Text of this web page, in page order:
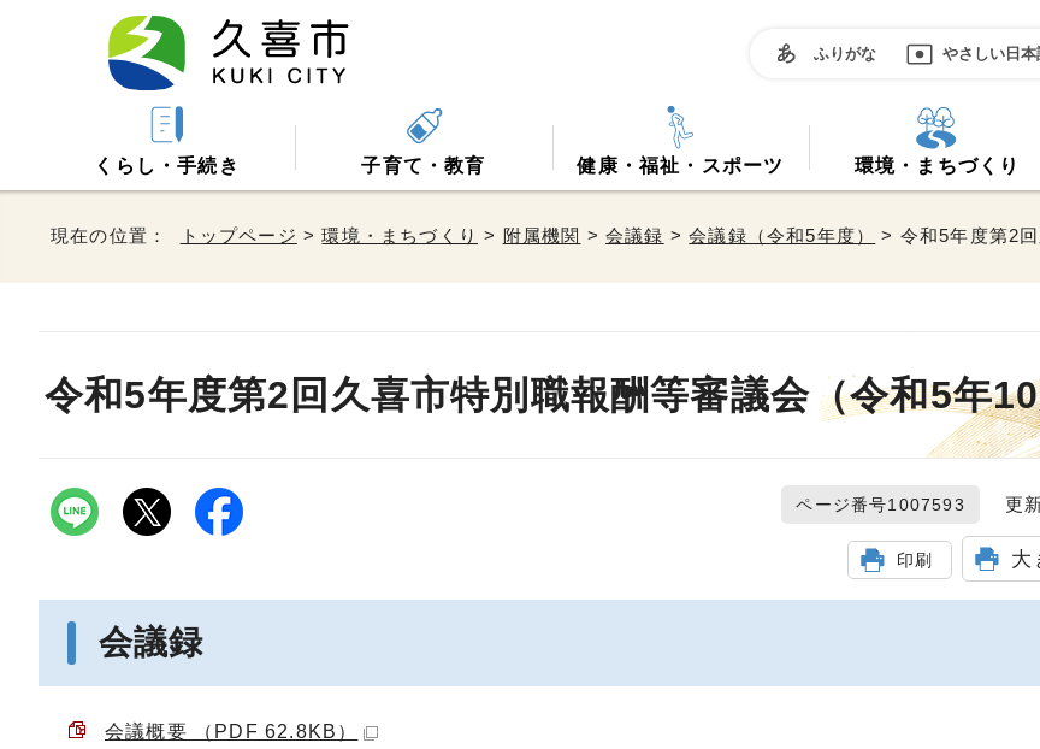
ふりがな やさしい日本
くらし・手続き 子育て・教育 健康・福祉・スポーツ 環境・まちづくり
現在の位置： トップページ >環境・まちづくり > 附属機関 >会議録 >会議録（令和5年度） > 令和5年度第2
令和5年度第2回久喜市特別職報酬等審議会（令和5年
ページ番号1007593 更新
印刷 大
会議録
会議概要 （PDF 62.8KB）